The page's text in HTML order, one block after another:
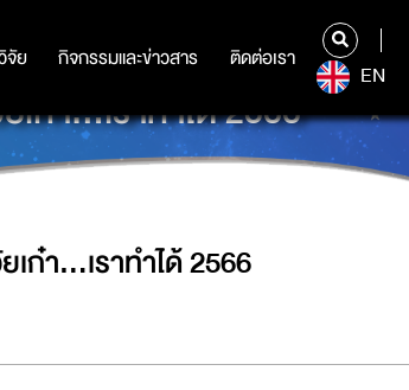
จัย กิจกรรมและข่าวสาร ติดต่อเรา
จัย กิจกรรมและข่าวสาร ติดต่อเรา
EN
ก๋า...เราทำได้ 2566
ก๋า...เราทำได้ 2566